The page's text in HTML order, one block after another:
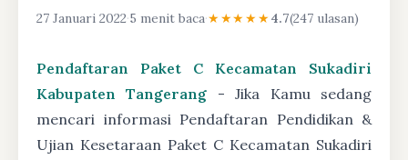
27 Januari 2022·5 menit baca·★★★★★4.7(247 ulasan)
Pendaftaran Paket C Kecamatan Sukadiri
Kabupaten Tangerang - Jika Kamu sedang
mencari informasi Pendaftaran Pendidikan &
Ujian Kesetaraan Paket C Kecamatan Sukadiri